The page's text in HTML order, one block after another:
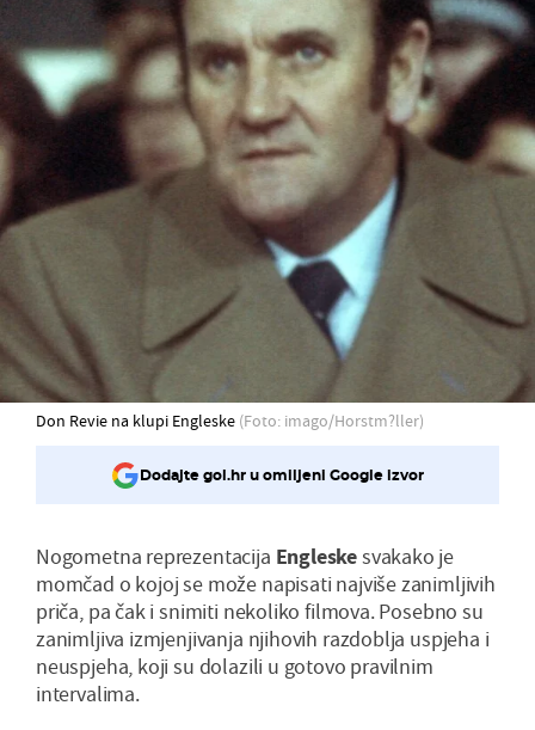
Don Revie na klupi Engleske (Foto: imago/Horstm?ller)
Dodajte gol.hr u omiljeni Google izvor
Nogometna reprezentacija Engleskesvakako je
momčad o kojoj se može napisati najviše zanimljivih
priča, pa čak i snimiti nekoliko filmova. Posebno su
zanimljiva izmjenjivanja njihovih razdoblja uspjeha i
neuspjeha, koji su dolazili u gotovo pravilnim
intervalima.